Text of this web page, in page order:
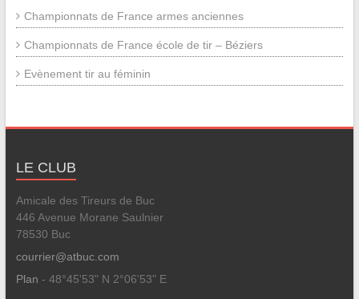
Championnats de France armes anciennes
Championnats de France école de tir – Béziers
Evènement tir au féminin
LE CLUB
Amicale des Tireurs de Buc
446 Avenue Morane Saulnier
78530 Buc
courrier@atbuc.com
Plan - 48°45'53" N 2°06'53" E